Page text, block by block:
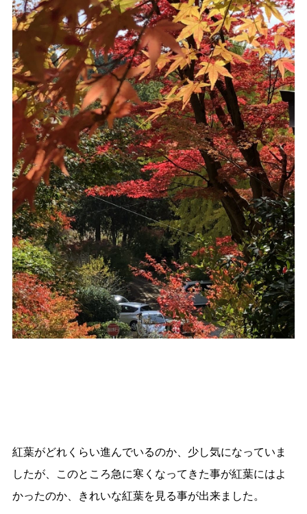
紅葉がどれくらい進んでいるのか、少し気になっていま
したが、このところ急に寒くなってきた事が紅葉にはよ
かったのか、きれいな紅葉を見る事が出来ました。